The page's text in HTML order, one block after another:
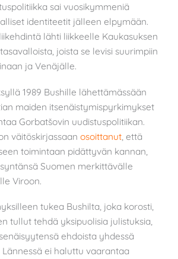
sai vuosikymmeniä
identiteetit jälleen elpymään.
lähti liikkeelle Kaukasuksen
joista se levisi suurimpiin
ja Venäjälle.
1989 Bushille lähettämässään
maiden itsenäistymispyrkimykset
Gorbatšovin uudistuspolitiikan.
väitöskirjassaan osoittanut , että
toimintaan pidättyvän kannan,
Suomen merkittävälle
Viroon.
tukea Bushilta, joka korosti,
tullut tehdä yksipuolisia julistuksia,
ehdoista yhdessä
Lännessä ei haluttu vaarantaa